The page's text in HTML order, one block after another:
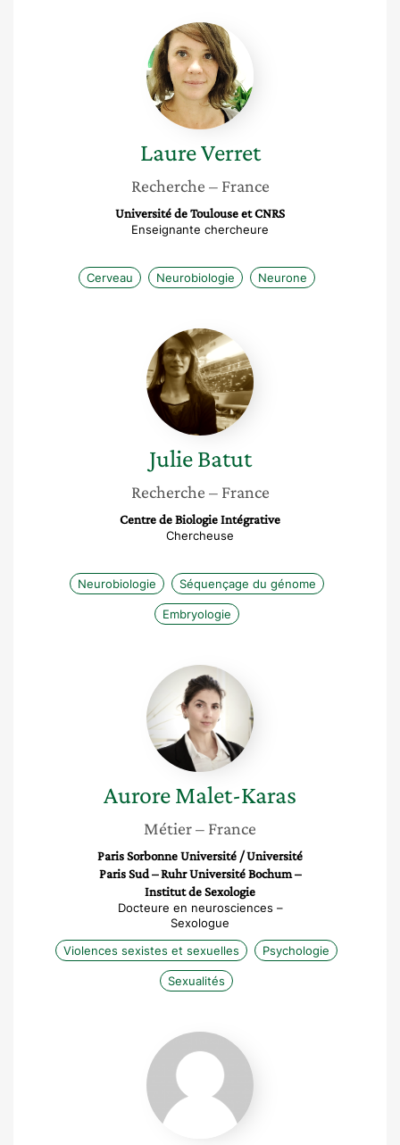
Laure
Verret
LaureVerret
Recherche – France
Université de Toulouse et CNRS
Enseignante chercheure
Cerveau Neurobiologie Neurone
Julie
Batut
Julie Batut
Recherche – France
Centre de Biologie Intégrative
Chercheuse
Neurobiologie Séquençage du génome
Embryologie
Aurore
Malet-
Karas
AuroreMalet-Karas
Métier– France
Paris Sorbonne Université / Université
Paris Sud – Ruhr Université Bochum –
Institut de Sexologie
Docteure en neurosciences –
Sexologue
Violences sexistes et sexuelles
Psychologie
Sexualités
Nadia
Bayou